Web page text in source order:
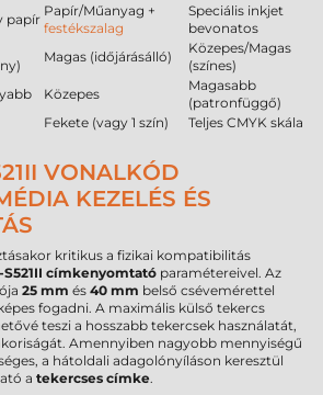
papír
Papír/Műanyag +
festékszalag
Speciális inkjet
bevonatos
Magas (időjárásálló)
Közepes/Magas
(színes)
Közepes
Magasabb
(patronfüggő)
Fekete (vagy 1 szín) Teljes CMYK skála
VONALKÓD
KEZELÉS ÉS
kritikus a fizikai kompatibilitás
S521II címkenyomtató paramétereivel. Az
25 mm és 40 mm belső csévemérettel
fogadni. A maximális külső tekercs
teszi a hosszabb tekercsek használatát,
Amennyiben nagyobb mennyiségű
a hátoldali adagolónyíláson keresztül
a tekercses címke.